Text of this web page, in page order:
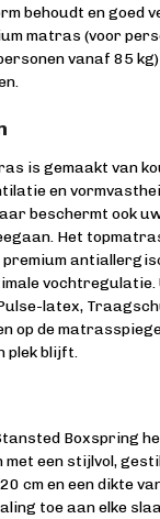
behoudt en goed
matras (voor
vanaf 85
is gemaakt van
en
beschermt ook
Het
premium
vochtregulatie.
latex,
op de
plek blijft.
Boxspring
een stijlvol,
cm en een dikte
toe aan elke